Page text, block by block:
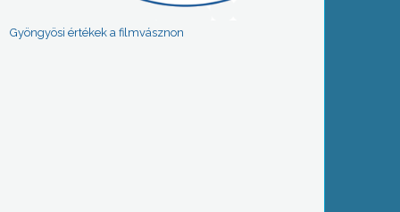
Gyöngyösi értékek a filmvásznon